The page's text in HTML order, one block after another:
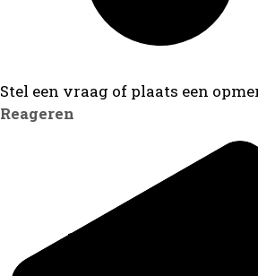
Stel een vraag of plaats een
Reageren